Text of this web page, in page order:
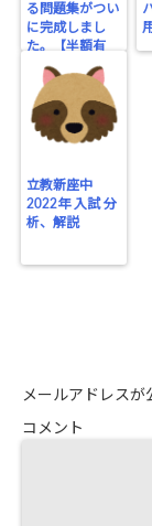
る問題集がつい
に完成しまし
た。【半額有
り】
立教新座中
2022年 入試 分
析、解説
メールアドレスが
コメント